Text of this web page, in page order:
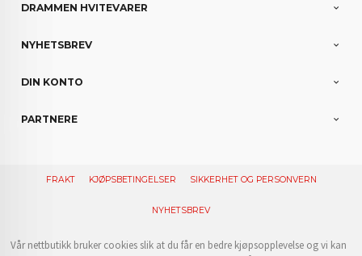
DRAMMEN HVITEVARER
NYHETSBREV
DIN KONTO
PARTNERE
FRAKT KJØPSBETINGELSER SIKKERHET OG PERSONVERN
NYHETSBREV
Vår nettbutikk bruker cookies slik at du får en bedre kjøpsopplevelse og vi kan